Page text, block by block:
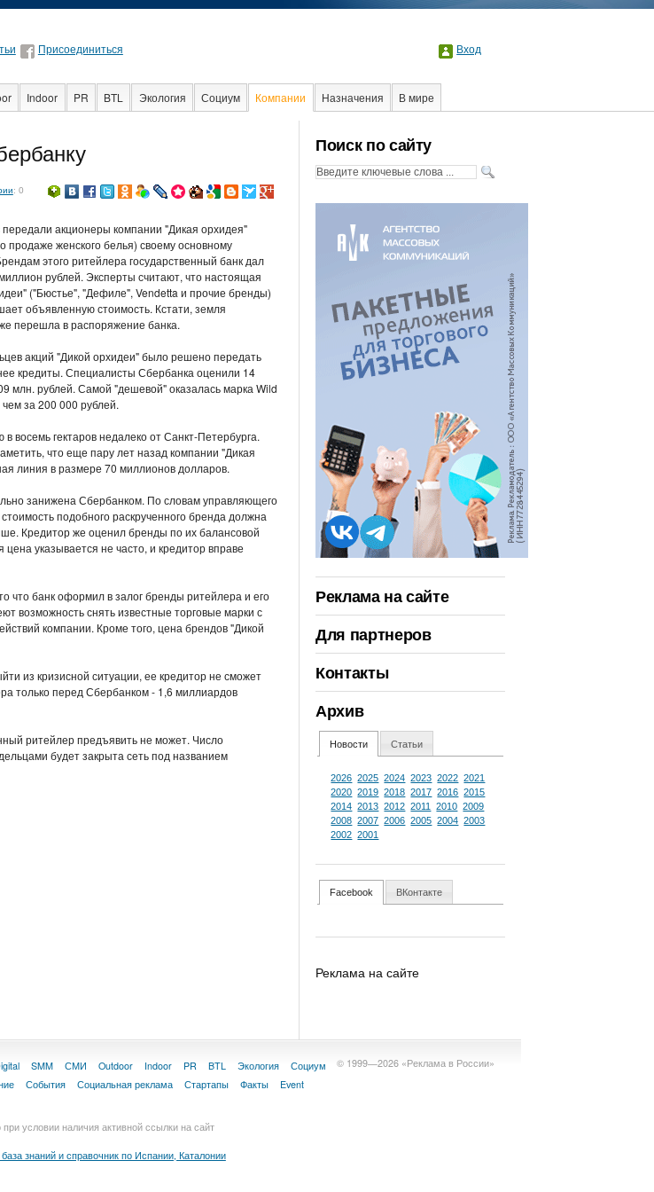
Присоединиться Вход
Indoor PR BTL Экология Социум Компании Назначения
В мире
Поиск по сайту
Реклама на сайте
Для партнеров
Контакты
Архив
Новости Статьи
2026 2025 2024 2023 2022 2021
2020 2019 2018 2017 2016 2015
2014 2013 2012 2011 2010 2009
2008 2007 2006 2005 2004 2003
2002 2001
Facebook ВКонтакте
Реклама на сайте
: 0
акционеры компании "Дикая орхидея"
продаже женского белья) своему основному
этого ритейлера государственный банк дал
рублей. Эксперты считают, что настоящая
("Бюстье", "Дефиле", Vendetta и прочие бренды)
объявленную стоимость. Кстати, земля
перешла в распоряжение банка.
акций "Дикой орхидеи" было решено передать
кредиты. Специалисты Сбербанка оценили 14
млн. рублей. Самой "дешевой" оказалась марка Wild
за 200 000 рублей.
восемь гектаров недалеко от Санкт-Петербурга.
что еще пару лет назад компании "Дикая
линия в размере 70 миллионов долларов.
занижена Сбербанком. По словам управляющего
подобного раскрученного бренда должна
Кредитор же оценил бренды по их балансовой
указывается не часто, и кредитор вправе
что банк оформил в залог бренды ритейлера и его
возможность снять известные торговые марки с
компании. Кроме того, цена брендов "Дикой
из кризисной ситуации, ее кредитор не сможет
только перед Сбербанком - 1,6 миллиардов
ритейлер предъявить не может. Число
будет закрыта сеть под названием
© 1999—2026 «Реклама в России»
SMM СМИ Outdoor Indoor PR BTL Экология
Социум
События Социальная реклама Стартапы Факты
Event
условии наличия активной ссылки на сайт
знаний и справочник по Испании, Каталонии